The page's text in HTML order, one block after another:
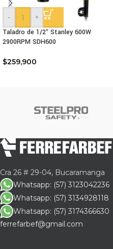
-
+
Taladro de 1/2″ Stanley 600W
2900RPM SDH600
$259,900
Cra 26 # 29-04, Bucaramanga
Whatsapp: (57) 3123042236
Whatsapp: (57) 3134928118
Whatsapp: (57) 3174366630
ferrefarbef@gmail.com